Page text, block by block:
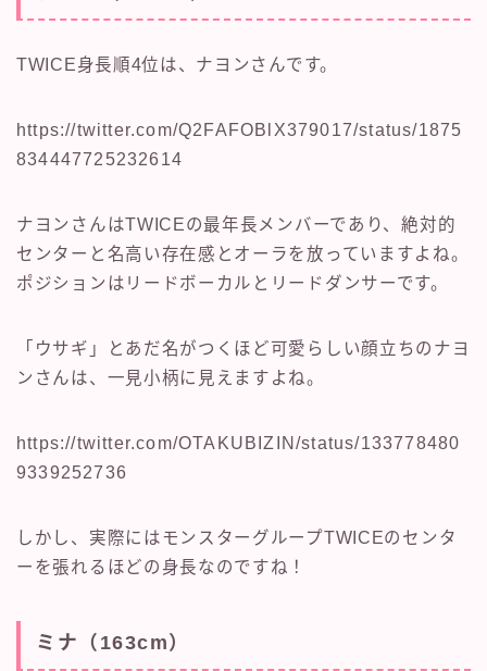
TWICE身長順4位は、ナヨンさんです。
https://twitter.com/Q2FAFOBlX379017/status/1875
834447725232614
ナヨンさんはTWICEの最年長メンバーであり、絶対的
センターと名高い存在感とオーラを放っていますよね。
ポジションはリードボーカルとリードダンサーです。
「ウサギ」とあだ名がつくほど可愛らしい顔立ちのナヨ
ンさんは、一見小柄に見えますよね。
https://twitter.com/OTAKUBIZIN/status/133778480
9339252736
しかし、実際にはモンスターグループTWICEのセンタ
ーを張れるほどの身長なのですね！
ミナ（163cm）